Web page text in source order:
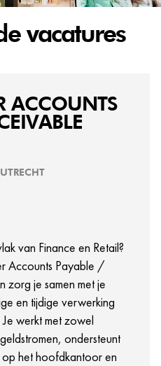
vacatures
ACCOUNTS
van Finance en Retail?
Accounts Payable /
zorg je samen met je
en tijdige verwerking
werkt met zowel
ondersteunt
op het hoofdkantoor en